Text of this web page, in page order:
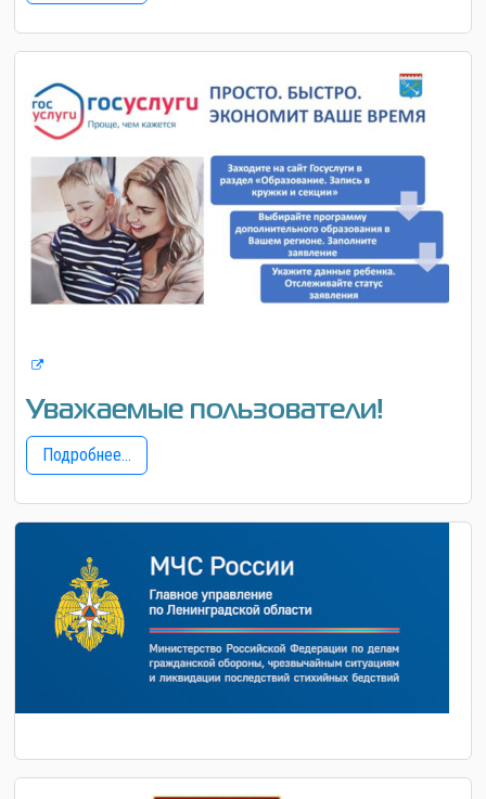
Уважаемые пользователи!
Подробнее...